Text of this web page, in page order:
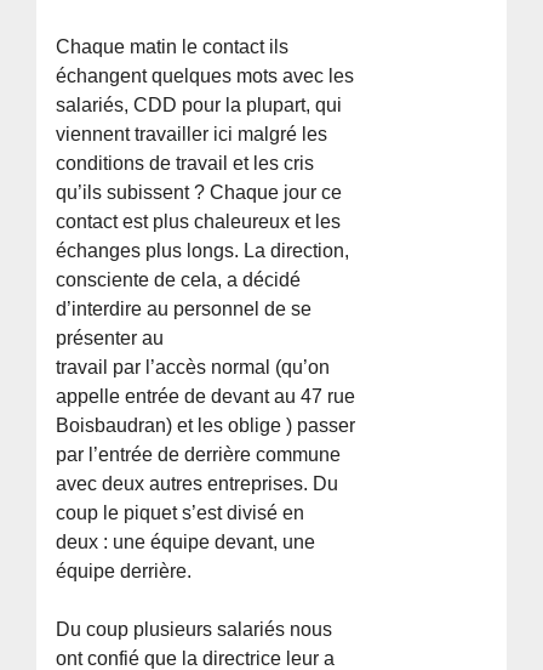
Chaque matin le contact ils
échangent quelques mots avec les
salariés, CDD pour la plupart, qui
viennent travailler ici malgré les
conditions de travail et les cris
qu’ils subissent ? Chaque jour ce
contact est plus chaleureux et les
échanges plus longs. La direction,
consciente de cela, a décidé
d’interdire au personnel de se
présenter au
travail par l’accès normal (qu’on
appelle entrée de devant au 47 rue
Boisbaudran) et les oblige ) passer
par l’entrée de derrière commune
avec deux autres entreprises. Du
coup le piquet s’est divisé en
deux : une équipe devant, une
équipe derrière.
Du coup plusieurs salariés nous
ont confié que la directrice leur a